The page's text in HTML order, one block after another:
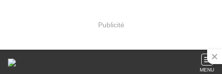
Publicité
MENU